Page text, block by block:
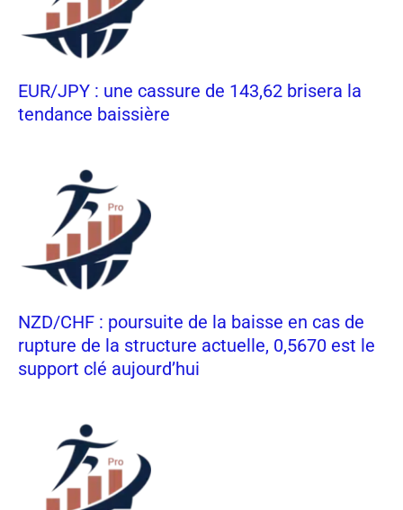
EUR/JPY : une cassure de 143,62 brisera la
tendance baissière
NZD/CHF : poursuite de la baisse en cas de
rupture de la structure actuelle, 0,5670 est le
support clé aujourd’hui